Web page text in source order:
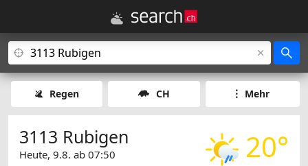
Regen CH Mehr
20°
3113 Rubigen
Heute, 9.8. ab 07:50